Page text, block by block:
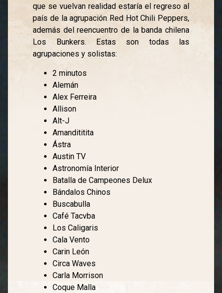
que se vuelvan realidad estaría el regreso al
país de la agrupación Red Hot Chili Peppers,
además del reencuentro de la banda chilena
Los Bunkers. Estas son todas las
agrupaciones y solistas:
2 minutos
Alemán
Alex Ferreira
Allison
Alt-J
Amandititita
Ástra
Austin TV
Astronomía Interior
Batalla de Campeones Delux
Bándalos Chinos
Buscabulla
Café Tacvba
Los Caligaris
Cala Vento
Carin León
Circa Waves
Carla Morrison
Coque Malla